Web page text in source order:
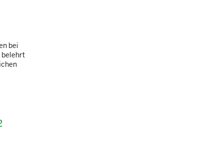
bei
belehrt